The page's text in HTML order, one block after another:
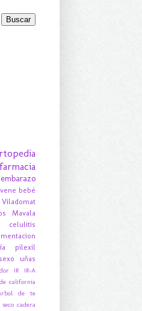
embarazo
bebé
Viladomat
Mavala
celulitis
pilexil
sexo uñas
IR
IR-A
california
de te
cadera